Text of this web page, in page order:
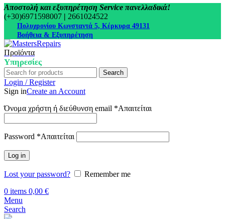
Αποστολή και εξυπηρέτηση Service πανελλαδικά!
(+30)6971598007 | 2661024522
Πολυχρονίου Κωνσταντά 5, Κέρκυρα 49131
Βοήθεια & Εξυπηρέτηση
Προϊόντα
Υπηρεσίες
Search
Login / Register
Sign inCreate an Account
Όνομα χρήστη ή διεύθυνση email *Απαιτείται
Password *Απαιτείται
Log in
Lost your password?
Remember me
0 items 0,00 €
Menu
Search